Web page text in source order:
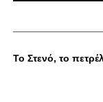
Το Στενό, το